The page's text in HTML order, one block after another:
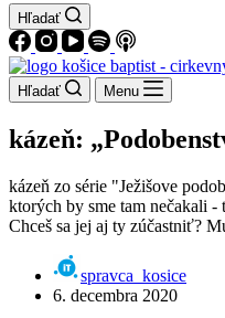
Hľadať
Hľadať Menu
kázeň:
kázeň zo série "Ježišove
ktorých by sme tam nečakali -
Chceš sa jej aj ty zúčastniť?
spravca_kosice
6. decembra 2020